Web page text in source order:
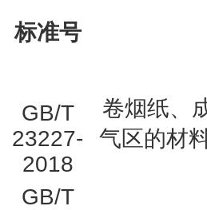
标准号
GB/T
23227-
2018
卷烟纸、
气区的材
GB/T